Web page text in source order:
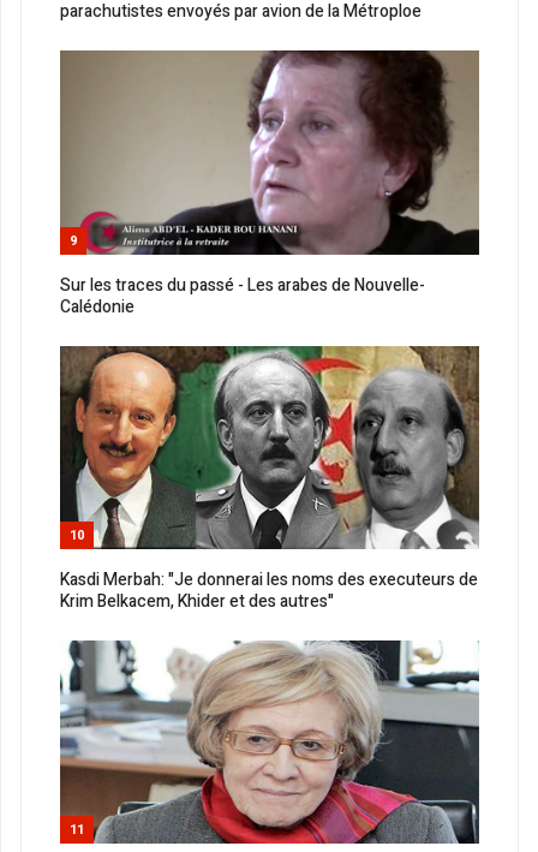
parachutistes envoyés par avion de la Métroploe
9
Sur les traces du passé - Les arabes de Nouvelle-
Calédonie
10
Kasdi Merbah: "Je donnerai les noms des executeurs de
Krim Belkacem, Khider et des autres"
11